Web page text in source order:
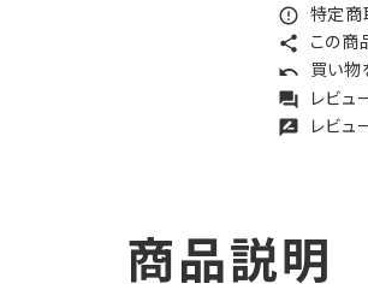
error_outline 特定商
share この商
undo 買い物
forum レビュ
rate_review レビュ
商品説明